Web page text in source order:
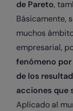
de Pareto,
Básicamente,
muchos
empresarial,
fenómeno
de los
acciones que
Aplicado al